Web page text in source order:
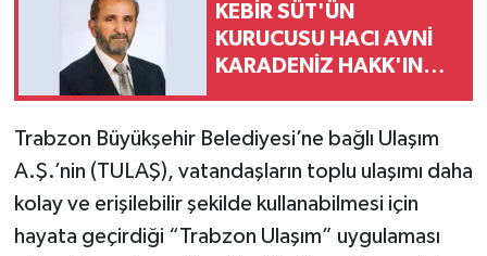
KEBİR SÜT'ÜN
KURUCUSU HACI AVNİ
KARADENİZ HAKK'IN
Trabzon Büyükşehir Belediyesi’ne bağlı Ulaşım
A.Ş.’nin (TULAŞ), vatandaşların toplu ulaşımı daha
kolay ve erişilebilir şekilde kullanabilmesi için
hayata geçirdiği “Trabzon Ulaşım” uygulaması